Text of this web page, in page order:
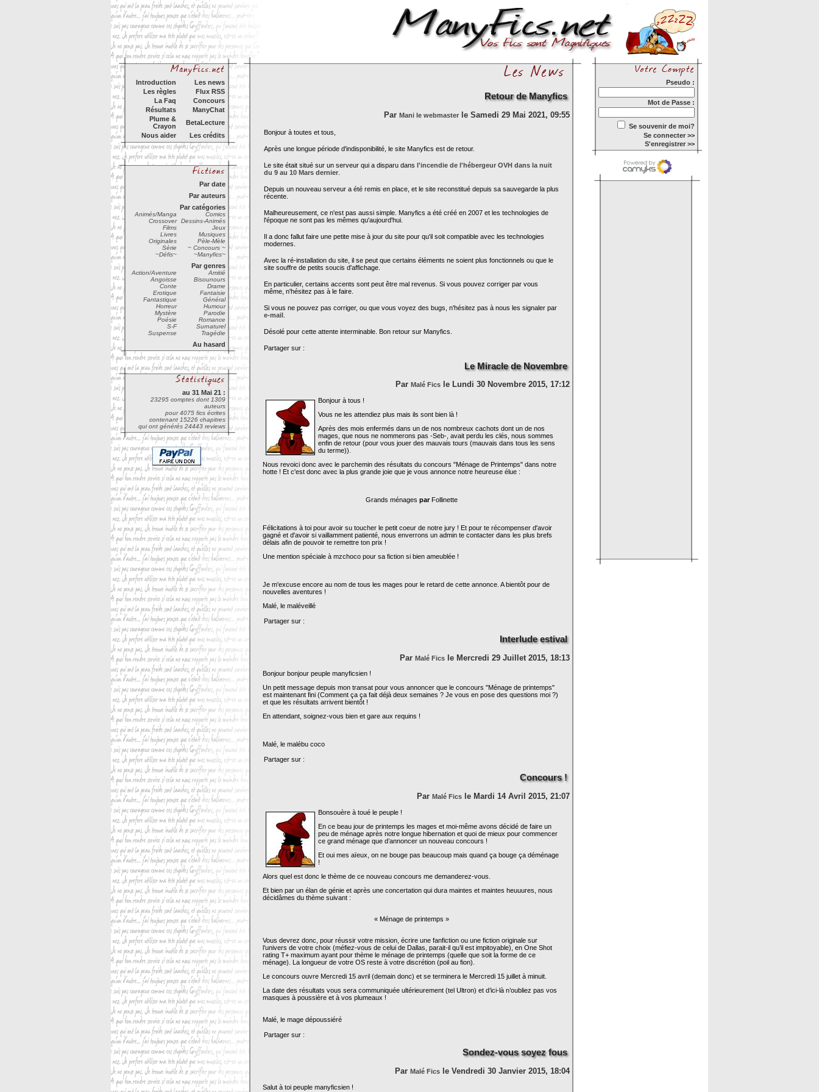
Introduction
Les news
Les règles
Flux RSS
La Faq
Concours
Résultats
ManyChat
Plume &
Crayon
BetaLecture
Nous aider
Les crédits
Par date
Par auteurs
Par catégories
Animés/Manga
Comics
Crossover
Dessins-Animés
Films
Jeux
Livres
Musiques
Originales
Pèle-Mèle
Série
~ Concours ~
~Défis~
~Manyfics~
Par genres
Action/Aventure
Amitié
Angoisse
Bisounours
Conte
Drame
Erotique
Fantaisie
Fantastique
Général
Horreur
Humour
Mystère
Parodie
Poésie
Romance
S-F
Surnaturel
Suspense
Tragédie
Au hasard
au 31 Mai 21 :
23295 comptes dont 1309
auteurs
pour 4075 fics écrites
contenant 15226 chapitres
qui ont générés 24443 reviews
Retour de Manyfics
Par Mani le webmaster le Samedi 29 Mai 2021, 09:55
Bonjour à toutes et tous,
Après une longue période d'indisponibilité, le site Manyfics est de retour.
Le site était situé sur un serveur qui a disparu dans l'incendie de l'hébergeur OVH dans la nuit
du 9 au 10 Mars dernier
Depuis un nouveau serveur a été remis en place, et le site reconstitué depuis sa sauvegarde la plus
récente.
Malheureusement, ce n'est pas aussi simple. Manyfics a été créé en 2007 et les technologies de
l'époque ne sont pas les mêmes qu'aujourd'hui.
Il a donc fallut faire une petite mise à jour du site pour qu'il soit compatible avec les technologies
modernes.
Avec la ré-installation du site, il se peut que certains éléments ne soient plus fonctionnels ou que le
site souffre de petits soucis d'affichage.
En particulier, certains accents sont peut être mal revenus. Si vous pouvez corriger par vous
même, n'hésitez pas à le faire.
Si vous ne pouvez pas corriger, ou que vous voyez des bugs, n'hésitez pas à nous les signaler par
e-mail
Désolé pour cette attente interminable. Bon retour sur Manyfics.
Partager sur :
Le Miracle de Novembre
Par Malé Fics le Lundi 30 Novembre 2015, 17:12
Bonjour à tous !
Vous ne les attendiez plus mais ils sont bien là !
Après des mois enfermés dans un de nos nombreux cachots dont un de nos
mages, que nous ne nommerons pas -Seb-, avait perdu les clés, nous sommes
enfin de retour (pour vous jouer des mauvais tours (mauvais dans tous les sens
du terme)).
Nous revoici donc avec le parchemin des résultats du concours "Ménage de Printemps" dans notre
hotte ! Et c'est donc avec la plus grande joie que je vous annonce notre heureuse élue :
Grands ménages par Follinette
Félicitations à toi pour avoir su toucher le petit coeur de notre jury ! Et pour te récompenser d'avoir
gagné et d'avoir si vaillamment patienté, nous enverrons un admin te contacter dans les plus brefs
délais afin de pouvoir te remettre ton prix !
Une mention spéciale à mzchoco pour sa fiction si bien ameublée !
Je m'excuse encore au nom de tous les mages pour le retard de cette annonce. A bientôt pour de
nouvelles aventures !
Malé, le maléveillé
Partager sur :
Interlude estival
Par Malé Fics le Mercredi 29 Juillet 2015, 18:13
Bonjour bonjour peuple manyficsien !
Un petit message depuis mon transat pour vous annoncer que le concours "Ménage de printemps"
est maintenant fini (Comment ça ça fait déjà deux semaines ? Je vous en pose des questions moi ?)
et que les résultats arrivent bientôt !
En attendant, soignez-vous bien et gare aux requins !
Malé, le malébu coco
Partager sur :
Concours !
Par Malé Fics le Mardi 14 Avril 2015, 21:07
Bonsouère à toué le peuple !
En ce beau jour de printemps les mages et moi-même avons décidé de faire un
peu de ménage après notre longue hibernation et quoi de mieux pour commencer
ce grand ménage que d’annoncer un nouveau concours !
Et oui mes aïeux, on ne bouge pas beaucoup mais quand ça bouge ça déménage
!
Alors quel est donc le thème de ce nouveau concours me demanderez-vous.
Et bien par un élan de génie et après une concertation qui dura maintes et maintes heuuures, nous
décidâmes du thème suivant :
« Ménage de printemps »
Vous devrez donc, pour réussir votre mission, écrire une fanfiction ou une fiction originale sur
l’univers de votre choix (méfiez-vous de celui de Dallas, parait-il qu’il est impitoyable), en One Shot
rating T+ maximum ayant pour thème le ménage de printemps (quelle que soit la forme de ce
ménage). La longueur de votre OS reste à votre discrétion (poil au fion).
Le concours ouvre Mercredi 15 avril (demain donc) et se terminera le Mercredi 15 juillet à minuit.
La date des résultats vous sera communiquée ultérieurement (tel Ultron) et d’ici-là n’oubliez pas vos
masques à poussière et à vos plumeaux !
Malé, le mage dépoussiéré
Partager sur :
Sondez-vous soyez fous
Par Malé Fics le Vendredi 30 Janvier 2015, 18:04
Salut à toi peuple manyficsien !
Pseudo :
Mot de Passe :
Se souvenir de moi?
Se connecter >>
S'enregistrer >>